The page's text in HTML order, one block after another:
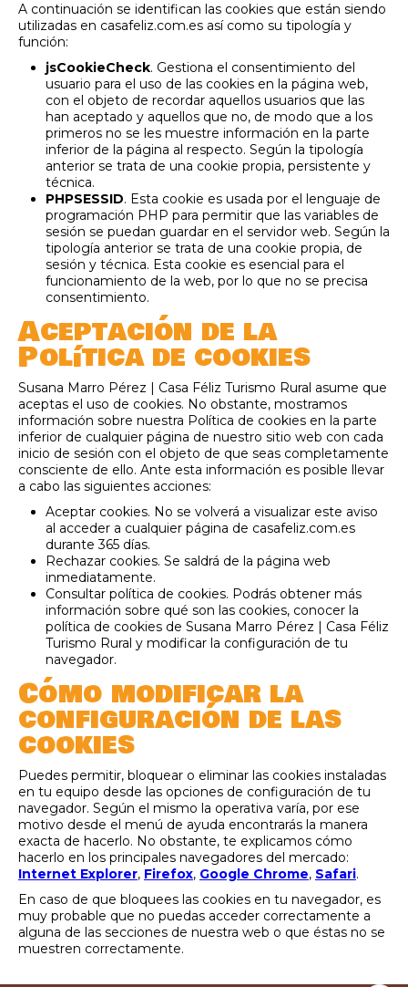
A continuación se identifican las cookies que están siendo
utilizadas en casafeliz.com.es así como su tipología y
función:
jsCookieCheck. Gestiona el consentimiento del
usuario para el uso de las cookies en la página web,
con el objeto de recordar aquellos usuarios que las
han aceptado y aquellos que no, de modo que a los
primeros no se les muestre información en la parte
inferior de la página al respecto. Según la tipología
anterior se trata de una cookie propia, persistente y
técnica.
PHPSESSID. Esta cookie es usada por el lenguaje de
programación PHP para permitir que las variables de
sesión se puedan guardar en el servidor web. Según la
tipología anterior se trata de una cookie propia, de
sesión y técnica. Esta cookie es esencial para el
funcionamiento de la web, por lo que no se precisa
consentimiento.
Aceptación de la
Política de cookies
Susana Marro Pérez | Casa Féliz Turismo Rural asume que
aceptas el uso de cookies. No obstante, mostramos
información sobre nuestra Política de cookies en la parte
inferior de cualquier página de nuestro sitio web con cada
inicio de sesión con el objeto de que seas completamente
consciente de ello. Ante esta información es posible llevar
a cabo las siguientes acciones:
Aceptar cookies. No se volverá a visualizar este aviso
al acceder a cualquier página de casafeliz.com.es
durante 365 días.
Rechazar cookies. Se saldrá de la página web
inmediatamente.
Consultar política de cookies. Podrás obtener más
información sobre qué son las cookies, conocer la
política de cookies de Susana Marro Pérez | Casa Féliz
Turismo Rural y modificar la configuración de tu
navegador.
Cómo modificar la
configuración de las
cookies
Puedes permitir, bloquear o eliminar las cookies instaladas
en tu equipo desde las opciones de configuración de tu
navegador. Según el mismo la operativa varía, por ese
motivo desde el menú de ayuda encontrarás la manera
exacta de hacerlo. No obstante, te explicamos cómo
hacerlo en los principales navegadores del mercado:
Internet Explorer, Firefox, Google Chrome, Safari.
En caso de que bloquees las cookies en tu navegador, es
muy probable que no puedas acceder correctamente a
alguna de las secciones de nuestra web o que éstas no se
muestren correctamente.